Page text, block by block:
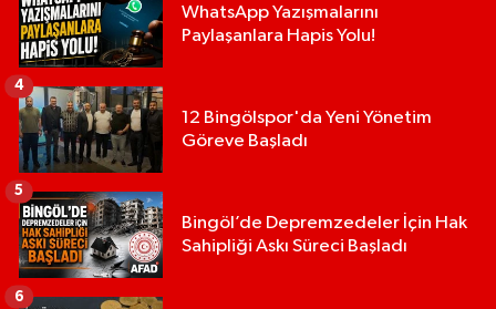
WhatsApp Yazışmalarını
Paylaşanlara Hapis Yolu!
12 Bingölspor'da Yeni Yönetim
Göreve Başladı
4
Bingöl’de Depremzedeler İçin Hak
Sahipliği Askı Süreci Başladı
5
6